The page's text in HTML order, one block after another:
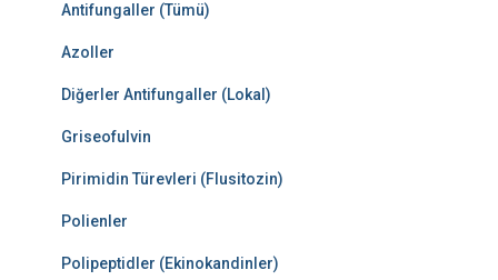
Antifungaller (Tümü)
Azoller
Diğerler Antifungaller (Lokal)
Griseofulvin
Pirimidin Türevleri (Flusitozin)
Polienler
Polipeptidler (Ekinokandinler)